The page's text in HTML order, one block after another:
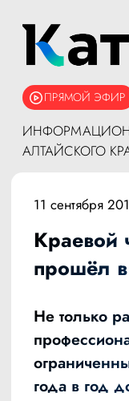
ПРЯМОЙ ЭФИР
АЛТАЙСКОГО
11 сентября
Краевой
прошёл
Не только
года в год